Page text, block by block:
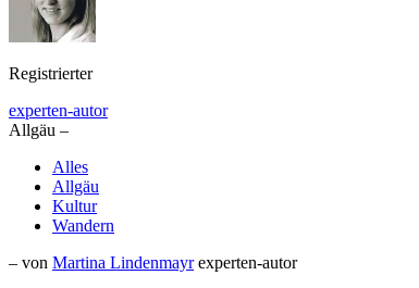
Registrierter
experten-autor
Allgäu –
Alles
Allgäu
Kultur
Wandern
– von Martina Lindenmayr experten-autor